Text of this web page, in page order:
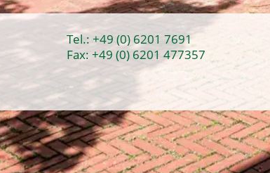
Tel.: +49 (0) 6201 7691
Fax: +49 (0) 6201 477357